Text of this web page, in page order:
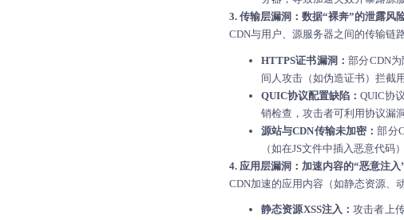
3. 传输层漏洞：数据“裸奔”的泄露风
CDN与用户、源服务器之间的传输链
HTTPS证书漏洞：部分CDN
间人攻击（如伪造证书）拦截
QUIC协议配置缺陷： QUIC协
销检查，攻击者可利用协议漏
源站与CDN传输未加密：部分
（如在JS文件中插入恶意代码
4. 应用层漏洞：加速内容的“恶意注入
CDN加速的应用内容（如静态资源、
静态资源XSS注入：攻击者上